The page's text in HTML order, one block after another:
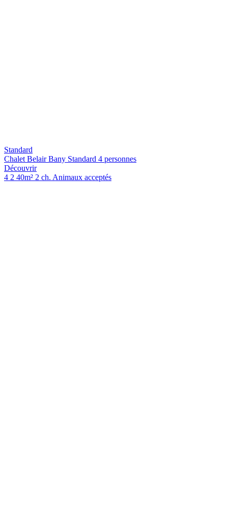
Standard
Chalet Belair Bany Standard 4 personnes
Découvrir
4 2 40m² 2 ch. Animaux acceptés